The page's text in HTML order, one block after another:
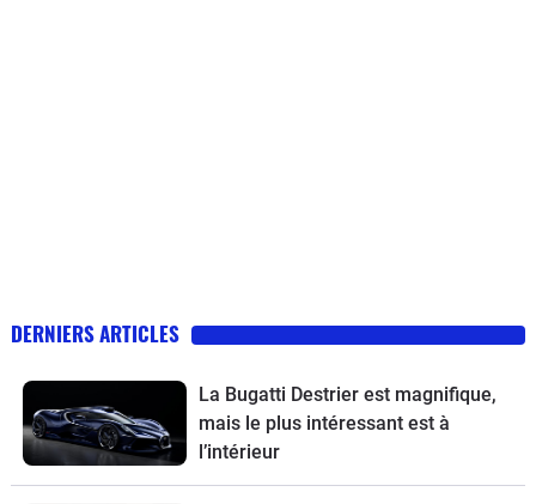
DERNIERS ARTICLES
La Bugatti Destrier est magnifique,
mais le plus intéressant est à
l’intérieur